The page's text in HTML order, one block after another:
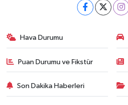
Hava Durumu
Puan Durumu ve Fikstür
Son Dakika Haberleri